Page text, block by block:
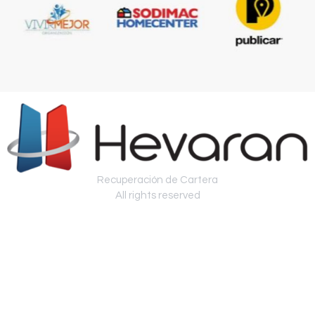
Recuperación de Cartera
All rights reserved